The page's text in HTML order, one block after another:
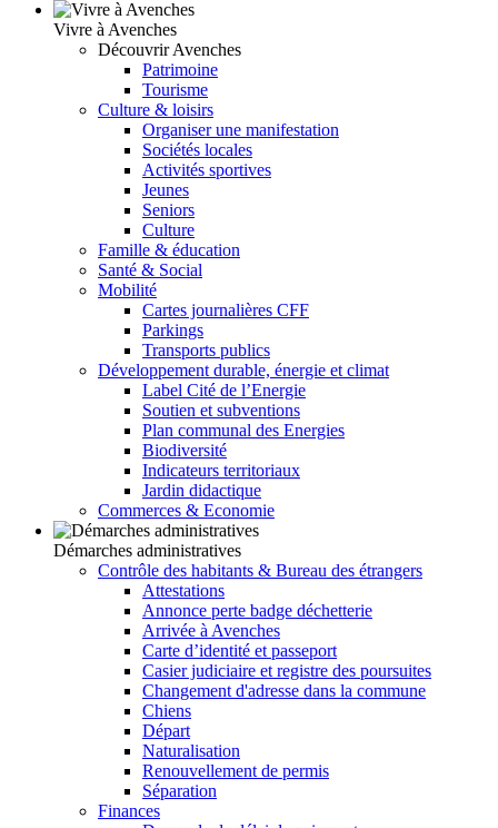
Vivre à Avenches
Découvrir Avenches
Patrimoine
Tourisme
Culture & loisirs
Organiser une manifestation
Sociétés locales
Activités sportives
Jeunes
Seniors
Culture
Famille & éducation
Santé & Social
Mobilité
Cartes journalières CFF
Parkings
Transports publics
Développement durable, énergie et climat
Label Cité de l’Energie
Soutien et subventions
Plan communal des Energies
Biodiversité
Indicateurs territoriaux
Jardin didactique
Commerces & Economie
Démarches administratives
Contrôle des habitants & Bureau des étrangers
Attestations
Annonce perte badge déchetterie
Arrivée à Avenches
Carte d’identité et passeport
Casier judiciaire et registre des poursuites
Changement d'adresse dans la commune
Chiens
Départ
Naturalisation
Renouvellement de permis
Séparation
Finances